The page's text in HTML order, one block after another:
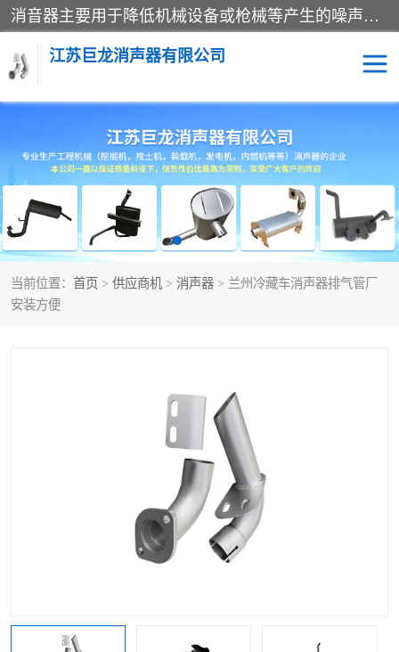
消音器主要用于降低机械设备或枪械等产生的噪声。它通过阻尼或增加排气面积来降低排气速度和功率，从而降低噪声。常见的消音器类型包括阻性消声器、抗性消声器、共振消声器以及阻抗复合式消声器等。这些消音器各有特点，适用于不同频率的噪声消除。
江苏巨龙消声器有限公司
当前位置： 首页 > 供应商机 > 消声器 > 兰州冷藏车消声器排气管厂
安装方便
消声器